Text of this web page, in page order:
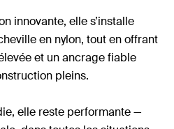
innovante, elle s’installe
en nylon, tout en offrant
et un ancrage fiable
pleins.
elle reste performante —